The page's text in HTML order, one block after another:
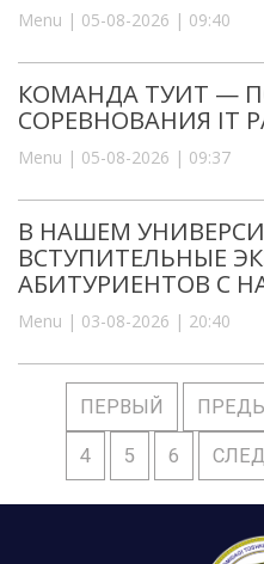
Menu | 05-08-2026 | 09:40
КОМАНДА ТУИТ —
СОРЕВНОВАНИЯ IT
Menu | 05-08-2026 | 09:37
В НАШЕМ
ВСТУПИТЕЛЬНЫЕ
АБИТУРИЕНТОВ С
Menu | 03-08-2026 | 20:40
ПЕРВЫЙ
4 5 6